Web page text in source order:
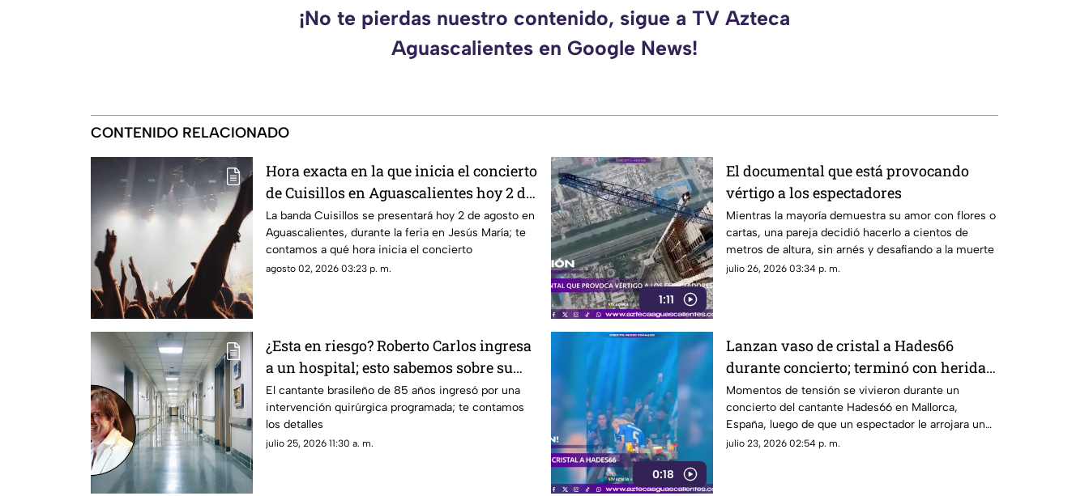
¡No te pierdas nuestro contenido, sigue a TV Azteca
Aguascalientes en Google News!
CONTENIDO RELACIONADO
Hora exacta en la que inicia el concierto
de Cuisillos en Aguascalientes hoy 2 de
agosto
La banda Cuisillos se presentará hoy 2 de agosto en
Aguascalientes, durante la feria en Jesús María; te
contamos a qué hora inicia el concierto
agosto 02, 2026 03:23 p. m.
1:11
El documental que está provocando
vértigo a los espectadores
Mientras la mayoría demuestra su amor con flores o
cartas, una pareja decidió hacerlo a cientos de
metros de altura, sin arnés y desafiando a la muerte
julio 26, 2026 03:34 p. m.
¿Esta en riesgo? Roberto Carlos ingresa
a un hospital; esto sabemos sobre su
estado de salud
El cantante brasileño de 85 años ingresó por una
intervención quirúrgica programada; te contamos
los detalles
julio 25, 2026 11:30 a. m.
0:18
Lanzan vaso de cristal a Hades66
durante concierto; terminó con heridas
en el rostro
Momentos de tensión se vivieron durante un
concierto del cantante Hades66 en Mallorca,
España, luego de que un espectador le arrojara un
vaso de cristal que impactó directamente en su
julio 23, 2026 02:54 p. m.